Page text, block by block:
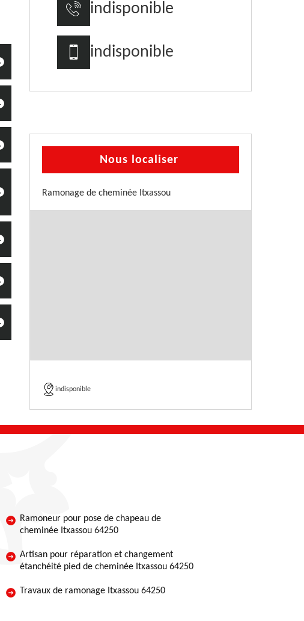
indisponible
indisponible
Nous localiser
Ramonage de cheminée Itxassou
indisponible
Ramoneur pour pose de chapeau de
cheminée Itxassou 64250
Artisan pour réparation et changement
étanchéité pied de cheminée Itxassou 64250
Travaux de ramonage Itxassou 64250